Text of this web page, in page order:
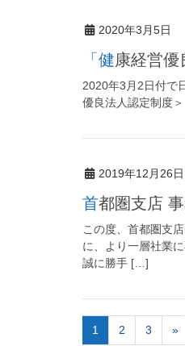
2020年3月5日
「健康経
2020年3月2日付で
優良法人認定制度
2019年12月26日
首都圏支店
この度、首都圏支
に、より一層社業
誠に勝手 […]
1 2 3 »